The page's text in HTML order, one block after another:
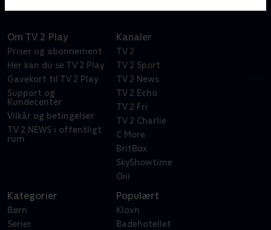
Om TV 2 Play
Priser og abonnement
Her kan du se TV 2 Play
Gavekort til TV 2 Play
Support og
Kundecenter
Vilkår og betingelser
TV 2 NEWS i offentligt
rum
Kanaler
TV 2
TV 2 Sport
TV 2 News
TV 2 Echo
TV 2 Fri
TV 2 Charlie
C More
BritBox
SkyShowtime
Oiii
Kategorier
Børn
Serier
Populært
Klovn
Badehotellet